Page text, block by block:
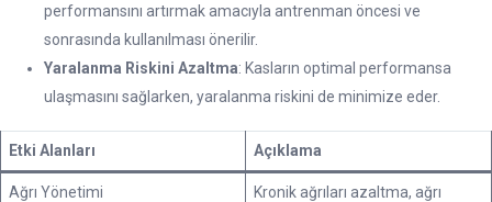
performansını artırmak amacıyla antrenman öncesi ve
sonrasında kullanılması önerilir.
Yaralanma Riskini Azaltma: Kasların optimal performansa
ulaşmasını sağlarken, yaralanma riskini de minimize eder.
Etki Alanları Açıklama
Ağrı Yönetimi
Kronik ağrıları azaltma, ağrı